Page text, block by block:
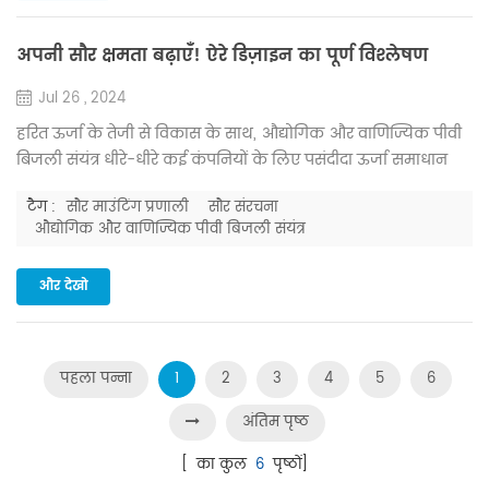
अपनी सौर क्षमता बढ़ाएँ! ऐरे डिज़ाइन का पूर्ण विश्लेषण
Jul 26 , 2024
हरित ऊर्जा के तेजी से विकास के साथ, औद्योगिक और वाणिज्यिक पीवी
बिजली संयंत्र धीरे-धीरे कई कंपनियों के लिए पसंदीदा ऊर्जा समाधान
लाभ और स्थिरता। हालाँकि, अपने पीवी बिजली संयंत्रों से अधिकतम
लाभ प्राप्त करने के लिए , आपको स्मार्ट और अच्छी तरह से नियोजित
सरणी डिज़ाइन की आवश्यकता है। यह एक कुशल पीवी बिजली संयंत्र
बनाने के लिए महत्वपूर्...
टैग : सौर माउंटिंग प्रणाली
सौर संरचना
औद्योगिक और वाणिज्यिक पीवी बिजली संयंत्र
और देखो
पहला पन्ना 1 2 3 4 5
6
अंतिम पृष्ठ
[ का कुल 6 पृष्ठों]